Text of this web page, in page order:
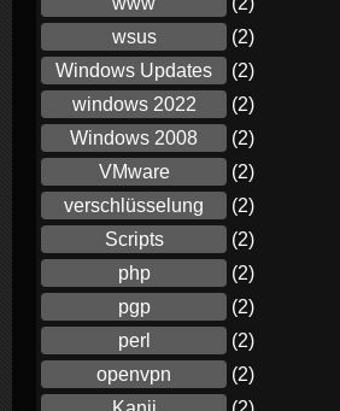
wsus
(2)
Windows Updates
(2)
windows 2022
(2)
Windows 2008
(2)
VMware
(2)
verschlüsselung
(2)
Scripts
(2)
php
(2)
pgp
(2)
perl
(2)
openvpn
(2)